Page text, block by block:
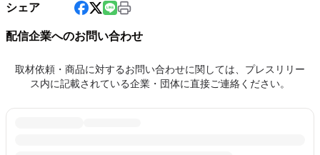
シェア
配信企業へのお問い合わせ
取材依頼・商品に対するお問い合わせに関しては、プレスリリー
ス内に記載されている企業・団体に直接ご連絡ください。